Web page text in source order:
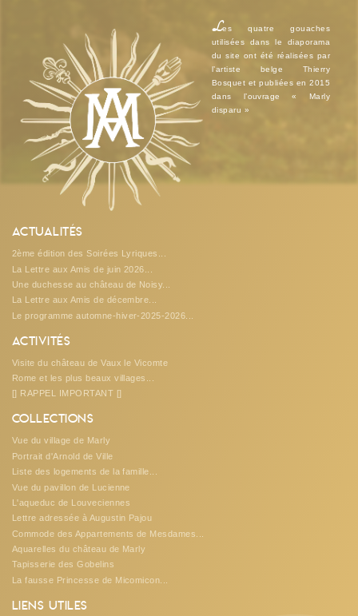
Les quatre gouaches
utilisées dans le diaporama
du site ont été réalisées par
l’artiste belge Thierry
Bosquet et publiées en 2015
dans l’ouvrage « Marly
disparu »
Actualités
2ème édition des Soirées Lyriques...
La Lettre aux Amis de juin 2026...
Une duchesse au château de Noisy...
La Lettre aux Amis de décembre...
Le programme automne-hiver-2025-2026...
Activités
Visite du château de Vaux le Vicomte
Rome et les plus beaux villages...
[] RAPPEL IMPORTANT []
Collections
Vue du village de Marly
Portrait d'Arnold de Ville
Liste des logements de la famille...
Vue du pavillon de Lucienne
L'aqueduc de Louveciennes
Lettre adressée à Augustin Pajou
Commode des Appartements de Mesdames...
Aquarelles du château de Marly
Tapisserie des Gobelins
La fausse Princesse de Micomicon...
Liens utiles